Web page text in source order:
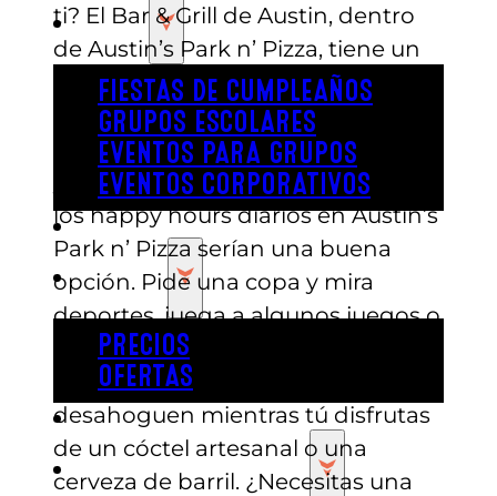
FIESTA
FIESTAS DE CUMPLEAÑOS
GRUPOS ESCOLARES
EVENTOS PARA GRUPOS
EVENTOS CORPORATIVOS
REVL
PRECIOS
PRECIOS
OFERTAS
COMPRAR ENTRADAS
TARJETAS DE REGALO
ti? El Bar & Grill de Austin, dentro
de Austin’s Park n’ Pizza, tiene un
happy hour que definitivamente
no querrás perderte. No es que
necesites una excusa para relajarte
y disfrutar, pero si la necesitaras,
los happy hours diarios en Austin’s
Park n’ Pizza serían una buena
opción. Pide una copa y mira
deportes, juega a algunos juegos o
incluso ve al campo de minigolf.
Trae a los niños para que se
desahoguen mientras tú disfrutas
de un cóctel artesanal o una
cerveza de barril. ¿Necesitas una